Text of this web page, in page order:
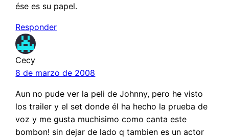
ése es su papel.
Responder
Cecy
8 de marzo de 2008
Aun no pude ver la peli de Johnny, pero he visto
los trailer y el set donde él ha hecho la prueba de
voz y me gusta muchisimo como canta este
bombon! sin dejar de lado q tambien es un actor